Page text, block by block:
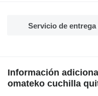
Servicio de
Información
omateko cuchilla